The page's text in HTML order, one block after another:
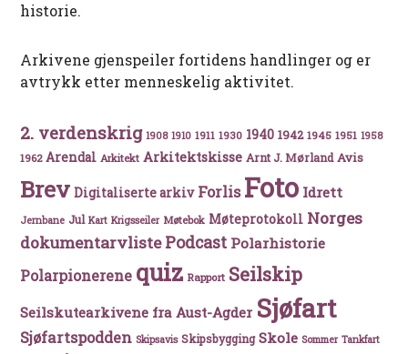
historie.
Arkivene gjenspeiler fortidens handlinger og er
avtrykk etter menneskelig aktivitet.
2. verdenskrig 1908 1910 1911 1930 1940 1942 1945 1951 1958
1962 Arendal Arkitekt Arkitektskisse Arnt J. Mørland Avis
Brev Digitaliserte arkiv Forlis Foto Idrett
Jernbane Jul Kart Krigsseiler Møtebok Møteprotokoll Norges
dokumentarvlistePodcast Polarhistorie
Polarpionerene quiz Rapport Seilskip
Seilskutearkivene fra Aust-Agder Sjøfart
Sjøfartspodden Skipsavis Skipsbygging Skole Sommer Tankfart